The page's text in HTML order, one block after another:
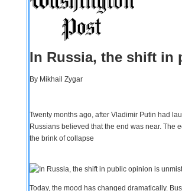
In Russia, the shift in
By Mikhail Zygar
Twenty months ago, after Vladimir Putin had
Russians believed that the end was near. The
the brink of collapse
Today, the mood has changed dramatically.